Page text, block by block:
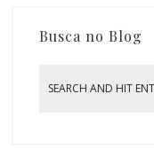
Busca no Blog